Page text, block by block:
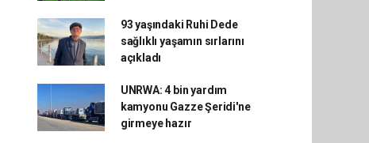
93 yaşındaki Ruhi Dede
sağlıklı yaşamın sırlarını
açıkladı
UNRWA: 4 bin yardım
kamyonu Gazze Şeridi'ne
girmeye hazır